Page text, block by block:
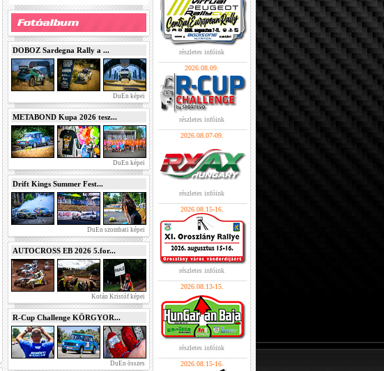
DOBOZ Sardegna Rally a ...
DuEn képei
METABOND Kupa 2026 tesz...
DuEn képei
Drift Kings Summer Fest...
DuEn szombati képei
AUTOCROSS EB 2026 5.for...
Kotán Kristóf képei
R-Cup Challenge KÖRGYOR...
DuEn összes
részletes infóink
2026.08.09.
részletes infóink
2026.08.07-09.
részletes infóink
2026.08.15-16.
részletes infóink
2026.08.13-15.
részletes infóink
2026.08.15-16.